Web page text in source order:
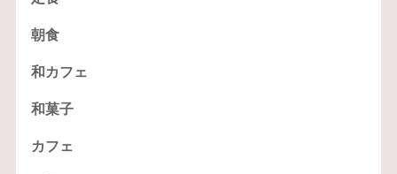
朝食
和カフェ
和菓子
カフェ